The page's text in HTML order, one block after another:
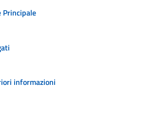
Principale
informazioni